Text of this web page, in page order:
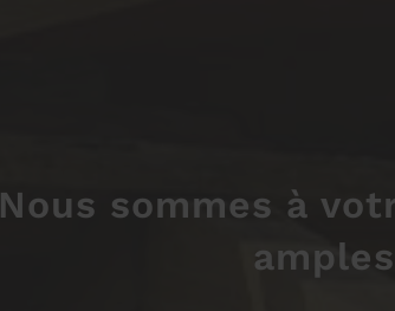
Nous sommes à